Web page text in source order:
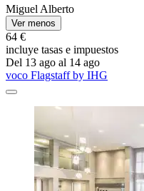
Miguel Alberto
Ver menos
64 €
incluye tasas e impuestos
Del 13 ago al 14 ago
voco Flagstaff by IHG